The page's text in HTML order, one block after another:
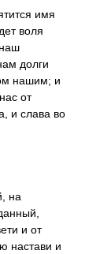
имя
воля
долги
нашим; и
от
и слава во
на
и от
настави и